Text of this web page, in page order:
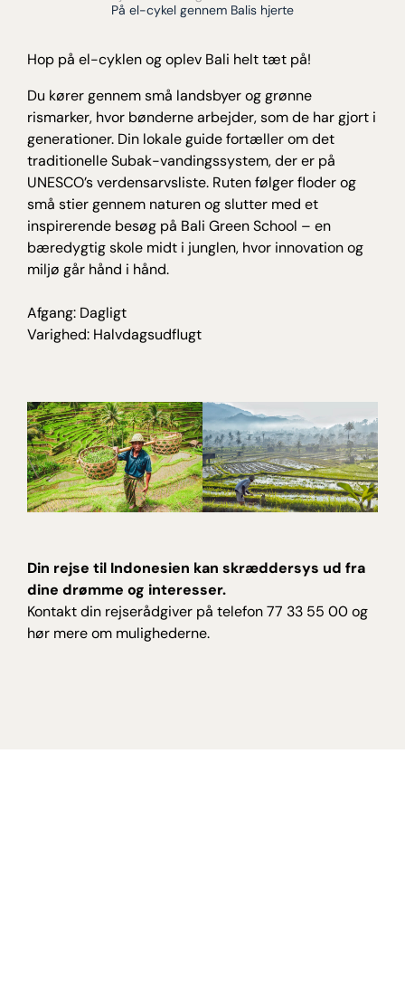
På el-cykel gennem Balis hjerte
Hop på el-cyklen og oplev Bali helt tæt på!
Du kører gennem små landsbyer og grønne
rismarker, hvor bønderne arbejder, som de har gjort i
generationer. Din lokale guide fortæller om det
traditionelle Subak-vandingssystem, der er på
UNESCO’s verdensarvsliste. Ruten følger floder og
små stier gennem naturen og slutter med et
inspirerende besøg på Bali Green School – en
bæredygtig skole midt i junglen, hvor innovation og
miljø går hånd i hånd.
Afgang: Dagligt
Varighed: Halvdagsudflugt
Din rejse til Indonesien kan skræddersys ud fra
dine drømme og interesser.
Kontakt din rejserådgiver på telefon 77 33 55 00 og
hør mere om mulighederne.